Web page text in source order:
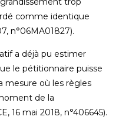
comme identique
n°06MA01827).
a déjà pu estimer
le pétitionnaire puisse
mesure où les règles
de la
16 mai 2018, n°406645).